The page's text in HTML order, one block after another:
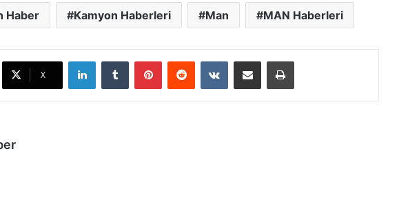
Haber Kamyon Haberleri Man MAN Haberleri
X
LinkedInTumblr PinterestReddit VKontakteE-Posta ile paylaş Yazdır